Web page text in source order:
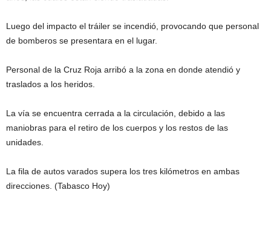
Luego del impacto el tráiler se incendió, provocando que personal
de bomberos se presentara en el lugar.
Personal de la Cruz Roja arribó a la zona en donde atendió y
traslados a los heridos.
La vía se encuentra cerrada a la circulación, debido a las
maniobras para el retiro de los cuerpos y los restos de las
unidades.
La fila de autos varados supera los tres kilómetros en ambas
direcciones. (Tabasco Hoy)